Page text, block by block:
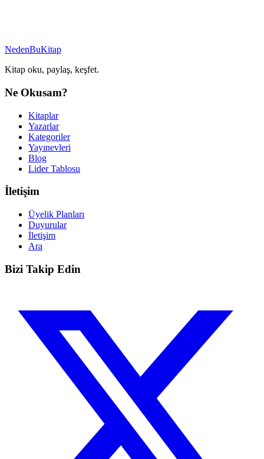
NedenBuKitap
Kitap oku, paylaş, keşfet.
Ne Okusam?
Kitaplar
Yazarlar
Kategoriler
Yayınevleri
Blog
Lider Tablosu
İletişim
Üyelik Planları
Duyurular
İletişim
Ara
Bizi Takip Edin